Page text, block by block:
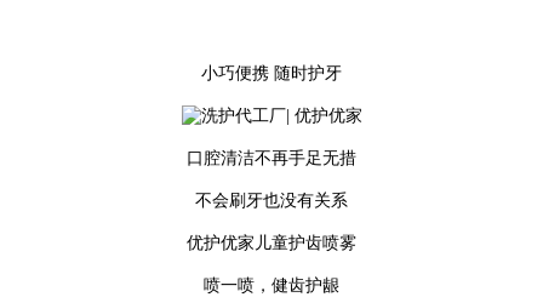
小巧便携 随时护牙
口腔清洁不再手足无措
不会刷牙也没有关系
优护优家儿童护齿喷雾
喷一喷，健齿护龈